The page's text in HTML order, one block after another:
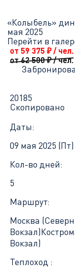
«Колыбель»
мая 2025
Перейти в
от 59 375 ₽/ чел.
от 62 500₽/ чел.
20185
Скопировано
Даты:
09 мая 2025
Кол-во дней:
5
Маршрут:
Москва
Вокзал)
Вокзал)
Теплоход :